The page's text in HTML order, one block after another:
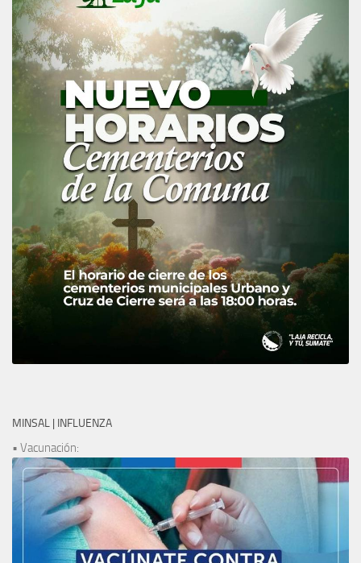
MINSAL | INFLUENZA
• Vacunación: